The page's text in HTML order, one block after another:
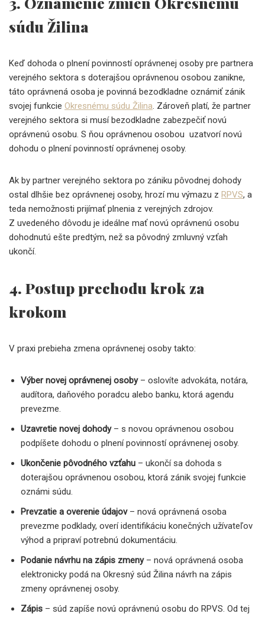
súdu Žilina
Keď dohoda o plnení povinností oprávnenej osoby pre partnera
verejného sektora s doterajšou oprávnenou osobou zanikne,
táto oprávnená osoba je povinná bezodkladne oznámiť zánik
svojej funkcie Okresnému súdu Žilina. Zároveň platí, že partner
verejného sektora si musí bezodkladne zabezpečiť novú
oprávnenú osobu. S ňou oprávnenou osobou uzatvorí novú
dohodu o plnení povinností oprávnenej osoby.
Ak by partner verejného sektora po zániku pôvodnej dohody
ostal dlhšie bez oprávnenej osoby, hrozí mu výmazu z RPVS, a
teda nemožnosti prijímať plnenia z verejných zdrojov.
Z uvedeného dôvodu je ideálne mať novú oprávnenú osobu
dohodnutú ešte predtým, než sa pôvodný zmluvný vzťah
ukončí.
4. Postup prechodu krok za
krokom
V praxi prebieha zmena oprávnenej osoby takto:
Výber novej oprávnenej osoby – oslovíte advokáta, notára,
audítora, daňového poradcu alebo banku, ktorá agendu
prevezme.
Uzavretie novej dohody – s novou oprávnenou osobou
podpíšete dohodu o plnení povinností oprávnenej osoby.
Ukončenie pôvodného vzťahu – ukončí sa dohoda s
doterajšou oprávnenou osobou, ktorá zánik svojej funkcie
oznámi súdu.
Prevzatie a overenie údajov – nová oprávnená osoba
prevezme podklady, overí identifikáciu konečných užívateľov
výhod a pripraví potrebnú dokumentáciu.
Podanie návrhu na zápis zmeny – nová oprávnená osoba
elektronicky podá na Okresný súd Žilina návrh na zápis
zmeny oprávnenej osoby.
Zápis – súd zapíše novú oprávnenú osobu do RPVS. Od tej